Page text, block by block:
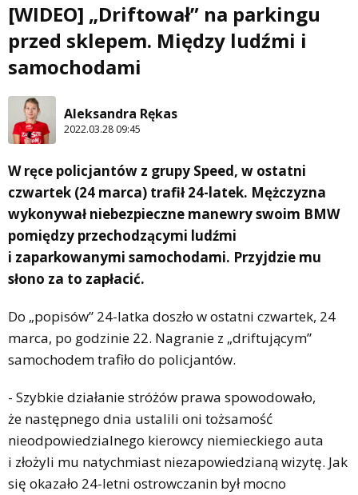
[WIDEO] „Driftował” na parkingu
przed sklepem. Między ludźmi i
samochodami
Aleksandra Rękas
2022.03.28 09:45
W ręce policjantów z grupy Speed, w ostatni
czwartek (24 marca) trafił 24-latek. Mężczyzna
wykonywał niebezpieczne manewry swoim BMW
pomiędzy przechodzącymi ludźmi
i zaparkowanymi samochodami. Przyjdzie mu
słono za to zapłacić.
Do „popisów” 24-latka doszło w ostatni czwartek, 24
marca, po godzinie 22. Nagranie z „driftującym”
samochodem trafiło do policjantów.
- Szybkie działanie stróżów prawa spowodowało,
że następnego dnia ustalili oni tożsamość
nieodpowiedzialnego kierowcy niemieckiego auta
i złożyli mu natychmiast niezapowiedzianą wizytę. Jak
się okazało 24-letni ostrowczanin był mocno